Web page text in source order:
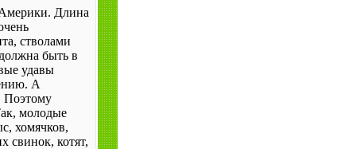
Длина
стволами
быть в
удавы
А
Поэтому
молодые
хомячков,
свинок, котят,